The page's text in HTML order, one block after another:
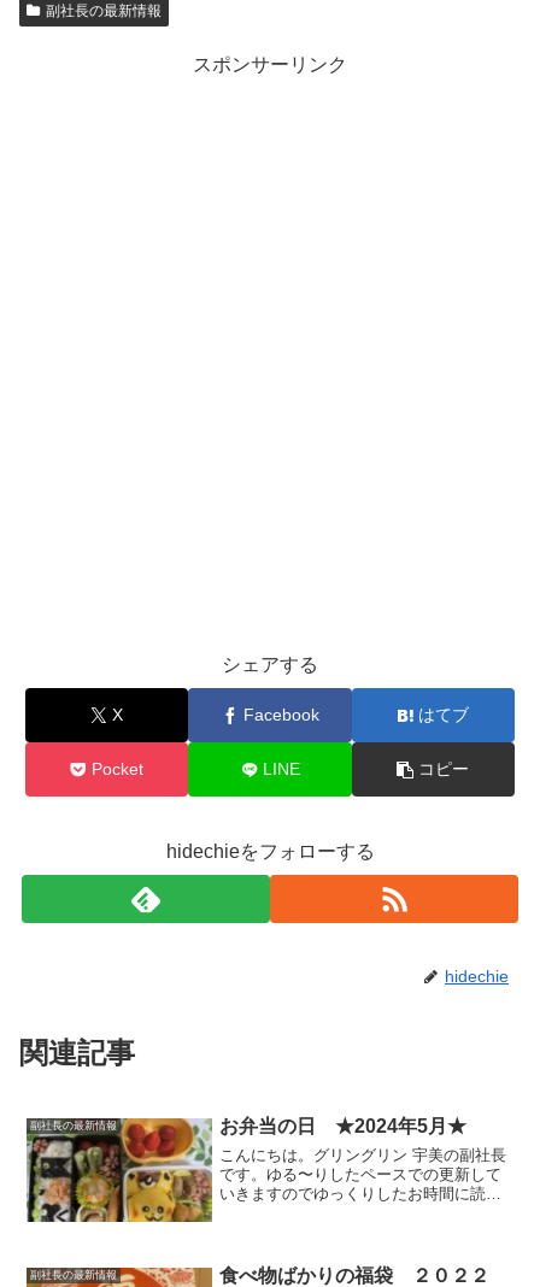
副社長の最新情報
スポンサーリンク
シェアする
X Facebook はてブ
Pocket LINE コピー
hidechieをフォローする
hidechie
関連記事
副社長の最新情報 お弁当の日 ★2024年5月★
こんにちは。グリングリン 宇美の副社長
です。ゆる〜りしたペースでの更新して
いきますのでゆっくりしたお時間に読ん
なんで「こいのぼり弁当...
副社長の最新情報
食べ物ばかりの福袋 ２０２２